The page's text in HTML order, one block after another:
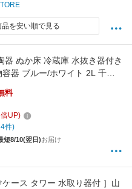
品を安い順で見る
器 ぬか床 冷蔵庫 水抜き器付き
器 ブルー/ホワイト 2L 千陶
日市 日本製
料
倍UP)
件)
短8/10(翌日)お届け
ケース タワー 水取り器付 ］山